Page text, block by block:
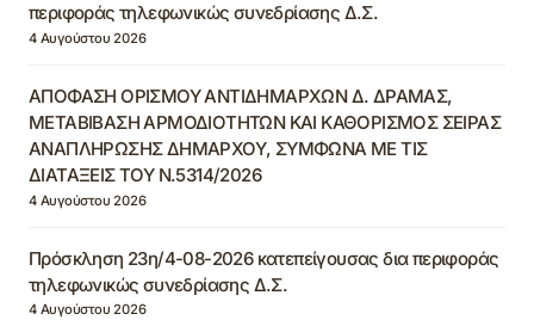
περιφοράς τηλεφωνικώς συνεδρίασης Δ.Σ.
4 Αυγούστου 2026
ΑΠΟΦΑΣΗ ΟΡΙΣΜΟΥ ΑΝΤΙΔΗΜΑΡΧΩΝ Δ. ΔΡΑΜΑΣ,
ΜΕΤΑΒΙΒΑΣΗ ΑΡΜΟΔΙΟΤΗΤΩΝ ΚΑΙ ΚΑΘΟΡΙΣΜΟΣ ΣΕΙΡΑΣ
ΑΝΑΠΛΗΡΩΣΗΣ ΔΗΜΑΡΧΟΥ, ΣΥΜΦΩΝΑ ΜΕ ΤΙΣ
ΔΙΑΤΑΞΕΙΣ ΤΟΥ Ν.5314/2026
4 Αυγούστου 2026
Πρόσκληση 23η/4-08-2026 κατεπείγουσας δια περιφοράς
τηλεφωνικώς συνεδρίασης Δ.Σ.
4 Αυγούστου 2026